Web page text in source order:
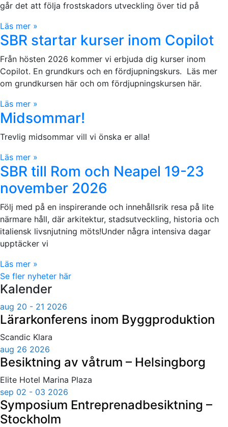
går det att följa frostskadors utveckling över tid på
Läs mer »
SBR startar kurser inom Copilot
Från hösten 2026 kommer vi erbjuda dig kurser inom
Copilot. En grundkurs och en fördjupningskurs. Läs mer
om grundkursen här och om fördjupningskursen här.
Läs mer »
Midsommar!
Trevlig midsommar vill vi önska er alla!
Läs mer »
SBR till Rom och Neapel 19-23
november 2026
Följ med på en inspirerande och innehållsrik resa på lite
närmare håll, där arkitektur, stadsutveckling, historia och
italiensk livsnjutning möts!Under några intensiva dagar
upptäcker vi
Läs mer »
Se fler nyheter här
Kalender
aug 20 - 21 2026
Lärarkonferens inom Byggproduktion
Scandic Klara
aug 26 2026
Besiktning av våtrum – Helsingborg
Elite Hotel Marina Plaza
sep 02 - 03 2026
Symposium Entreprenadbesiktning –
Stockholm